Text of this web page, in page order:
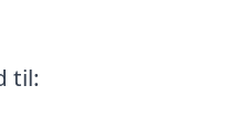
til: